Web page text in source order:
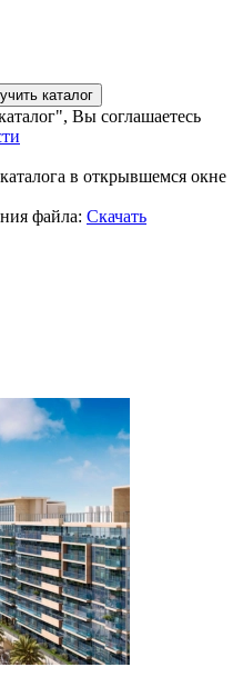
каталог
Вы соглашаетесь
в открывшемся окне
файла: Скачать